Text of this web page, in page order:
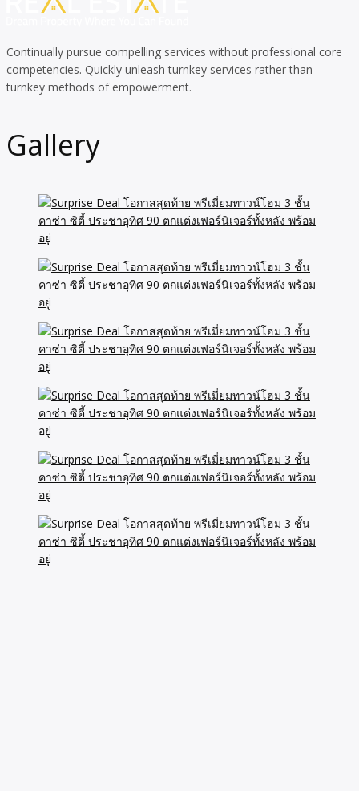
Continually pursue compelling services without professional core
competencies. Quickly unleash turnkey services rather than
turnkey methods of empowerment.
Gallery